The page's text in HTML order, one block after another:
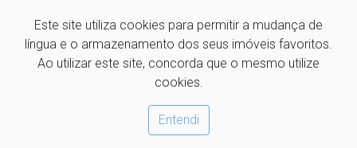
Este site utiliza cookies para permitir a mudança de
língua e o armazenamento dos seus imóveis favoritos.
Ao utilizar este site, concorda que o mesmo utilize
cookies.
Entendi